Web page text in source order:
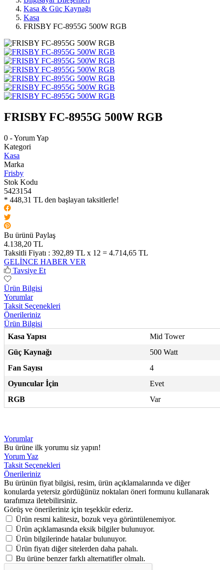
Kasa & Güç Kaynağı
Kasa
FRISBY FC-8955G 500W RGB
FRISBY FC-8955G 500W RGB
0 - Yorum Yap
Kategori
Kasa
Marka
Frisby
Stok Kodu
5423154
* 448,31 TL den başlayan taksitlerle!
Bu ürünü Paylaş
4.138,20 TL
Taksitli Fiyatı : 392,89 TL x 12 = 4.714,65 TL
GELİNCE HABER VER
Tavsiye Et
Ürün Bilgisi
Yorumlar
Taksit Seçenekleri
Önerileriniz
Ürün Bilgisi
Kasa Yapısı
Mid Tower
Güç Kaynağı
500 Watt
Fan Sayısı
4
Oyuncular İçin
Evet
RGB
Var
Yorumlar
Bu ürüne ilk yorumu siz yapın!
Yorum Yaz
Taksit Seçenekleri
Önerileriniz
Bu ürünün fiyat bilgisi, resim, ürün açıklamalarında ve diğer
konularda yetersiz gördüğünüz noktaları öneri formunu kullanarak
tarafımıza iletebilirsiniz.
Görüş ve önerileriniz için teşekkür ederiz.
Ürün resmi kalitesiz, bozuk veya görüntülenemiyor.
Ürün açıklamasında eksik bilgiler bulunuyor.
Ürün bilgilerinde hatalar bulunuyor.
Ürün fiyatı diğer sitelerden daha pahalı.
Bu ürüne benzer farklı alternatifler olmalı.